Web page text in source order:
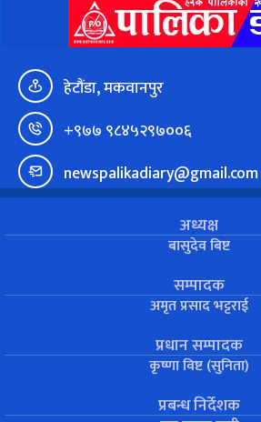
हेटौंडा, मकवानपुर
+९७७ ९८४५२९७००६
newspalikadiary@gmail.com
अध्यक्ष
बासुदेव बिष्ट
सम्पादक
अमृत प्रसाद भट्टराई
प्रधान सम्पादक
कृष्णा विष्ट (सुनिता)
प्रबन्ध निर्देशक